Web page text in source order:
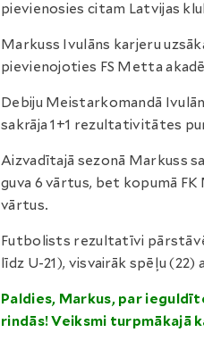
pievienosies citam Latvijas
Markuss Ivulāns karjeru
pievienojoties FS Metta
Debiju Meistarkomandā
sakrāja 1+1 rezultativitātes
Aizvadītajā sezonā Markuss
guva 6 vārtus, bet kopumā
vārtus.
Futbolists rezultatīvi
līdz U-21), visvairāk spēļu (22)
Paldies, Markus, par
rindās! Veiksmi turpmākajā